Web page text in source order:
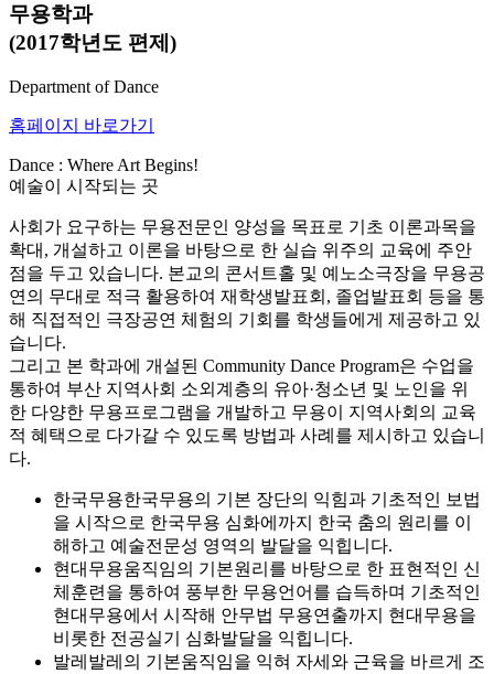
무용학과
(2017학년도 편제)
Department of Dance
홈페이지 바로가기
Dance : Where Art Begins!
예술이 시작되는 곳
사회가 요구하는 무용전문인 양성을 목표로 기초 이론과목을
확대, 개설하고 이론을 바탕으로 한 실습 위주의 교육에 주안
점을 두고 있습니다. 본교의 콘서트홀 및 예노소극장을 무용공
연의 무대로 적극 활용하여 재학생발표회, 졸업발표회 등을 통
해 직접적인 극장공연 체험의 기회를 학생들에게 제공하고 있
습니다.
그리고 본 학과에 개설된 Community Dance Program은 수업을
통하여 부산 지역사회 소외계층의 유아·청소년 및 노인을 위
한 다양한 무용프로그램을 개발하고 무용이 지역사회의 교육
적 혜택으로 다가갈 수 있도록 방법과 사례를 제시하고 있습니
다.
한국무용한국무용의 기본 장단의 익힘과 기초적인 보법
을 시작으로 한국무용 심화에까지 한국 춤의 원리를 이
해하고 예술전문성 영역의 발달을 익힙니다.
현대무용움직임의 기본원리를 바탕으로 한 표현적인 신
체훈련을 통하여 풍부한 무용언어를 습득하며 기초적인
현대무용에서 시작해 안무법 무용연출까지 현대무용을
비롯한 전공실기 심화발달을 익힙니다.
발레 발레의 기본움직임을 익혀 자세와 근육을 바르게 조